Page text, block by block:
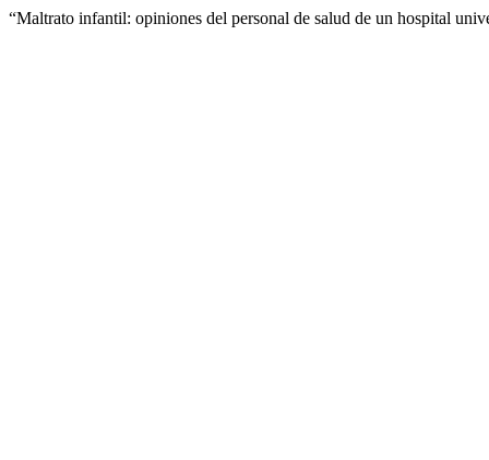
“Maltrato infantil: opiniones del personal de salud de un hospital